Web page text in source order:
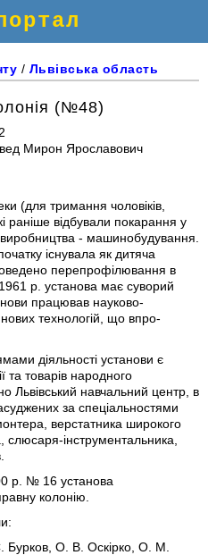
/ Львівська область
(№48)
Мирон Ярославович
(для тримання чоловіків,
раніше відбували покарання у
- машинобудування.
існувала як дитяча
перепрофілювання в
р. установа має суворий
працював науково-
нових технологій, що впро­
діяльності установи є
та товарів народного
Львівський навчальний центр, в
за спеціальностями
верстатника широкого
інструментальника,
р. № 16 установа
колонію.
Бурков, О. В. Оскірко, О. М.